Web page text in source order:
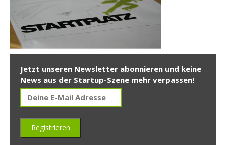
Jetzt unseren Newsletter abonnieren und keine
News aus der Startup-Szene mehr verpassen!